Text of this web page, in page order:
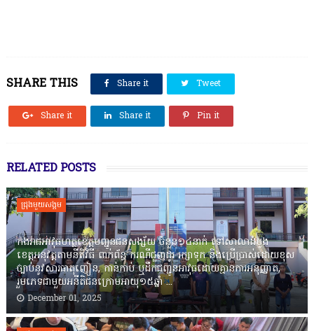
SHARE THIS Share it Tweet
Share it Share it Pin it
RELATED POSTS
ជ្រុងមួយសង្គម
កងរាជឣាវុធហត្ថខេត្តបញ្ជូនជនសង្ស័យ ចំនួន១៤នាក់ ទៅសាលាដំបូង
ខេត្តឣនុវត្តតាមនីតិវិធី ពាក់ព័ន្ធ ករណីជួញដូរ រក្សាទុក និងប្រើប្រាស់ដោយខុស
ច្បាប់នូវសារធាតុញៀន, កាន់កាប់ ឬដឹកជញ្ជូនអាវុធដោយគ្មានការអនុញ្ញាត,
រួមភេទជាមួយអនីតិជនក្រោមអាយុ១៥ឆ្នាំ ...
December 01, 2025